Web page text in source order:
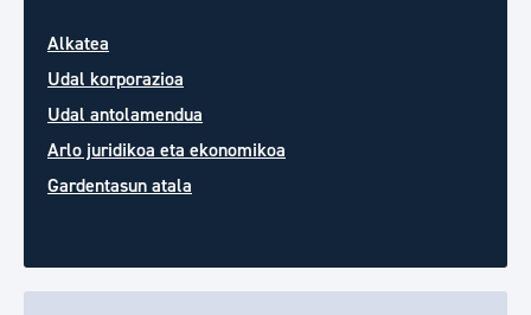
Alkatea
Udal korporazioa
Udal antolamendua
Arlo juridikoa eta ekonomikoa
Gardentasun atala